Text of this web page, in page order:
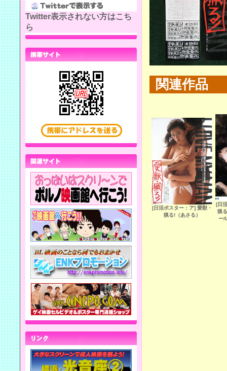
関連作品
[日活ポスター：ア] 愛獣・
猟る!（あさる）
[日
猟
ー/
Twitter表示されない方はこち
ら